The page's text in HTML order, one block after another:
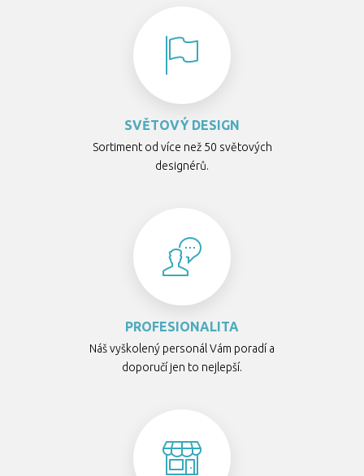
SVĚTOVÝ DESIGN
Sortiment od více než 50 světových
designérů.
PROFESIONALITA
Náš vyškolený personál Vám poradí a
doporučí jen to nejlepší.